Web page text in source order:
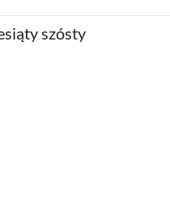
szósty